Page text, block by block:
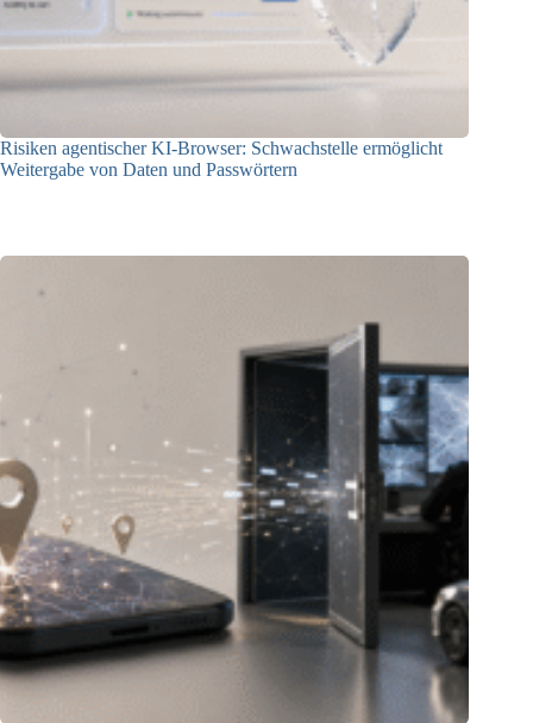
Risiken agentischer KI-Browser: Schwachstelle ermöglicht
Weitergabe von Daten und Passwörtern